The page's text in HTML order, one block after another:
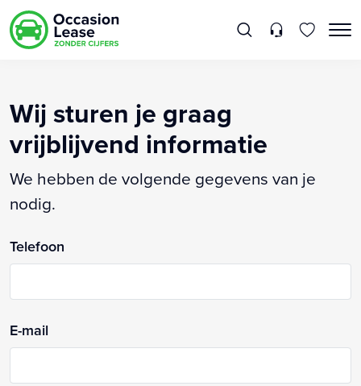
Wij sturen je graag
vrijblijvend informatie
We hebben de volgende gegevens van je
nodig.
Telefoon
E-mail